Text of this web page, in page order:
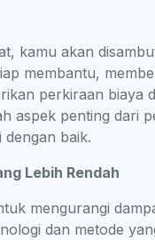
kamu akan
membantu,
perkiraan biaya
aspek penting dari
dengan baik.
Lebih Rendah
mengurangi
dan metode